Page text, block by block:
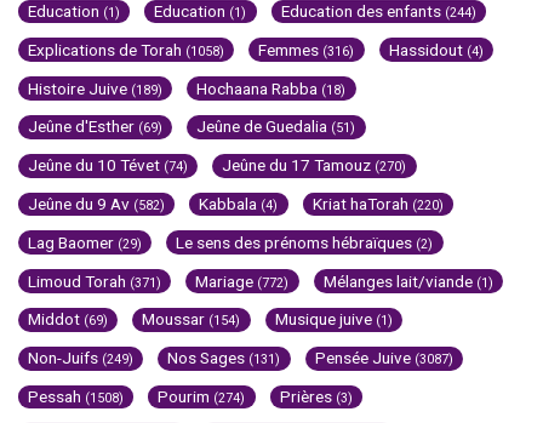
Education (1) Education (1) Education des enfants (244)
Explications de Torah (1058) Femmes (316) Hassidout (4)
Histoire Juive (189) Hochaana Rabba (18)
Jeûne d'Esther (69) Jeûne de Guedalia (51)
Jeûne du 10 Tévet (74) Jeûne du 17 Tamouz (270)
Jeûne du 9 Av (582) Kabbala (4) Kriat haTorah (220)
Lag Baomer (29) Le sens des prénoms hébraïques (2)
Limoud Torah (371) Mariage (772) Mélanges lait/viande (1)
Middot (69) Moussar (154) Musique juive (1)
Non-Juifs (249) Nos Sages (131) Pensée Juive (3087)
Pessah (1508) Pourim (274) Prières (3)